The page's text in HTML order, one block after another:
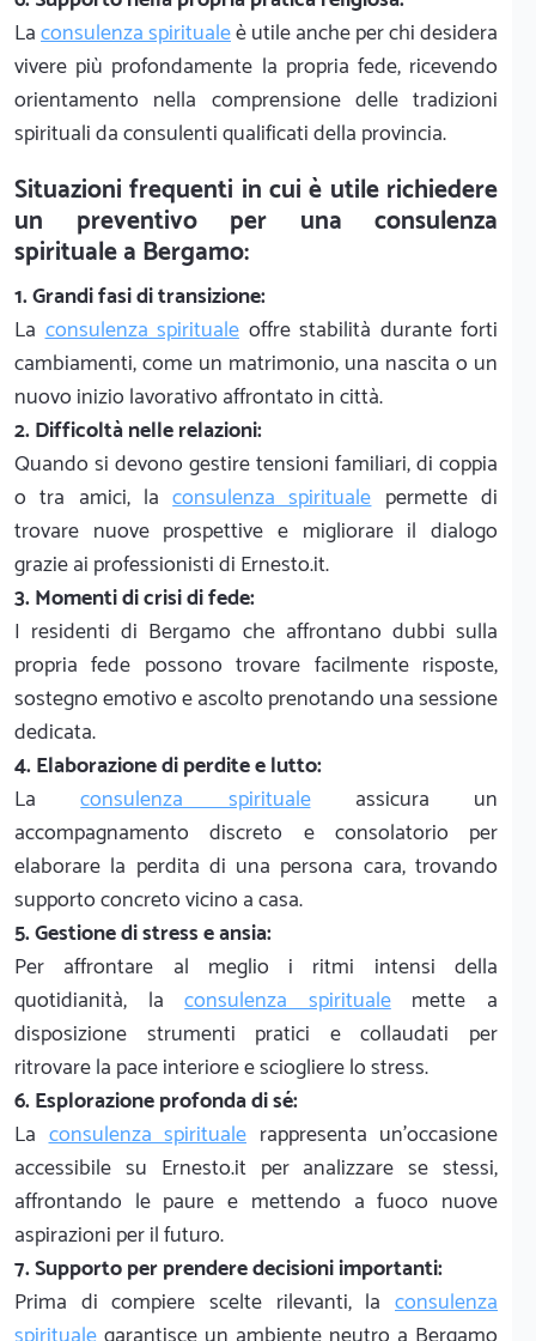
Laconsulenza spiritualeè utile anche per chi desidera
vivere più profondamente la propria fede, ricevendo
orientamento nella comprensione delle tradizioni
spirituali da consulenti qualificati della provincia.
Situazioni frequenti in cui è utile richiedere
un preventivo per una consulenza
spirituale a Bergamo:
1. Grandi fasi di transizione:
Laconsulenza spirituale offre stabilità durante forti
cambiamenti, come un matrimonio, una nascita o un
nuovo inizio lavorativo affrontato in città.
2. Difficoltà nelle relazioni:
Quando si devono gestire tensioni familiari, di coppia
o tra amici, laconsulenza spiritualepermette di
trovare nuove prospettive e migliorare il dialogo
grazie ai professionisti di Ernesto.it.
3. Momenti di crisi di fede:
I residenti di Bergamo che affrontano dubbi sulla
propria fede possono trovare facilmente risposte,
sostegno emotivo e ascolto prenotando una sessione
dedicata.
4. Elaborazione di perdite e lutto:
Laconsulenza spiritualeassicura un
accompagnamento discreto e consolatorio per
elaborare la perdita di una persona cara, trovando
supporto concreto vicino a casa.
5. Gestione di stress e ansia:
Per affrontare al meglio i ritmi intensi della
quotidianità, laconsulenza spiritualemette a
disposizione strumenti pratici e collaudati per
ritrovare la pace interiore e sciogliere lo stress.
6. Esplorazione profonda di sé:
Laconsulenza spirituale rappresenta un'occasione
accessibile su Ernesto.it per analizzare se stessi,
affrontando le paure e mettendo a fuoco nuove
aspirazioni per il futuro.
7. Supporto per prendere decisioni importanti:
Prima di compiere scelte rilevanti, la consulenza